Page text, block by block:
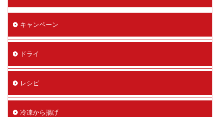
キャンペーン
ドライ
レシピ
冷凍から揚げ